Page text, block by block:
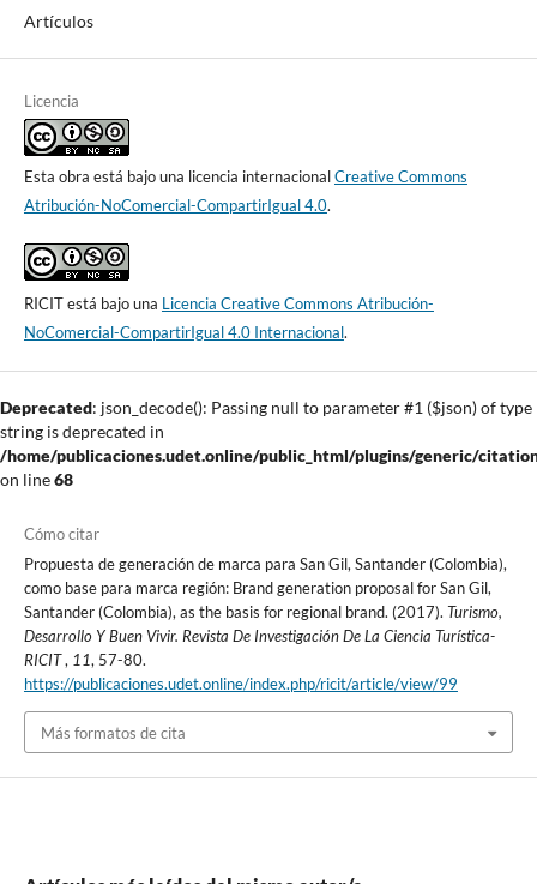
Artículos
Licencia
Esta obra está bajo una licencia internacionalCreative Commons
Atribución-NoComercial-CompartirIgual 4.0.
RICIT está bajo una Licencia Creative Commons Atribución-
NoComercial-CompartirIgual 4.0 Internacional.
Deprecated: json_decode(): Passing null to parameter #1 ($json) of type
string is deprecated in
/home/publicaciones.udet.online/public_html/plugins/generic/
on line68
Cómo citar
Propuesta de generación de marca para San Gil, Santander (Colombia),
como base para marca región: Brand generation proposal for San Gil,
Santander (Colombia), as the basis for regional brand. (2017). Turismo,
Desarrollo Y Buen Vivir. Revista De Investigación De La Ciencia Turística-
RICIT, 11, 57-80.
https://publicaciones.udet.online/index.php/ricit/article/view/99
Más formatos de cita